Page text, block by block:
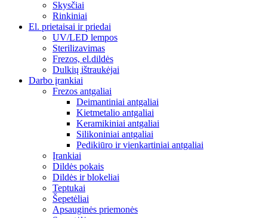
Skysčiai
Rinkiniai
El. prietaisai ir priedai
UV/LED lempos
Sterilizavimas
Frezos, el.dildės
Dulkių ištraukėjai
Darbo įrankiai
Frezos antgaliai
Deimantiniai antgaliai
Kietmetalio antgaliai
Keramikiniai antgaliai
Silikoniniai antgaliai
Pedikiūro ir vienkartiniai antgaliai
Įrankiai
Dildės pokais
Dildės ir blokeliai
Teptukai
Šepetėliai
Apsauginės priemonės